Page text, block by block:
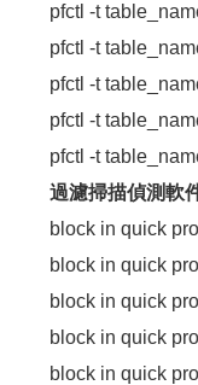
pfctl -t
pfctl -t
pfctl -t
pfctl -t
pfctl -t
過濾掃描偵測軟
block in quick
block in quick
block in quick
block in quick
block in quick